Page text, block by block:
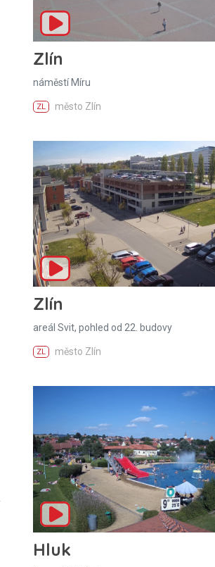
Zlín
náměstí Míru
ZL město Zlín
Zlín
areál Svit, pohled od 22. budovy
ZL město Zlín
Hluk